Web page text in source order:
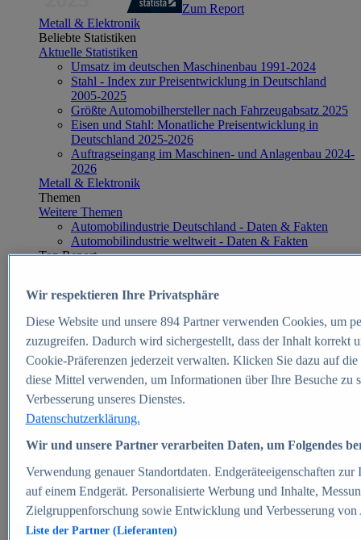
Zum Report
Metall & Elektronik
Beliebte Statistiken
Aktuelle Statistiken
Umsatz im deutschen Maschinenbau 1991-2024
Stahl - Index zur Preisentwicklung in Deutschland
2005-2025
Größte Automobilhersteller nach Fahrzeugabsatz 2025
Eisen und Stahl: Monatliche Preisentwicklung in
Deutschland 2025-2026
Auftragseingang im Maschinen- und Anlagenbau 2024-
2026
Metall & Elektronik
Themen
Weitere Themen
Automobilindustrie Deutschland - Daten & Fakten
Automobilindustrie weltweit - Daten & Fakten
Top Report
Zum Report
E-commerce
Beliebte Statistiken
Aktuelle Statistiken
E-Commerce - Entwicklung des Umsatzes in
Deutschland 1999-2025
Umsatz von Amazon in Deutschland und weltweit
2010-2025
B2C-E-Commerce: Top-50 Online Shops in
Deutschland 2024
Marktanteile von Online-Zahlungsverfahren in
Deutschland 2024
Umsatzstarke Warengruppen im Online-Handel in
Deutschland 2023-2025
Wir respektieren Ihre Privatsphäre
Diese Website und unsere 894Partner verwenden Cookies, um
zuzugreifen. Dadurch wird sichergestellt, dass der Inhalt korrekt
Cookie-Präferenzen jederzeit verwalten. Klicken Sie dazu auf
diese Mittel verwenden, um Informationen über Ihre Besuche
Verbesserung unseres Dienstes.
Datenschutzerklärung.
Wir und unsere Partner verarbeiten Daten, um Folgendes
Verwendung genauer Standortdaten. Endgeräteeigenschaften
auf einem Endgerät. Personalisierte Werbung und Inhalte,
Zielgruppenforschung sowie Entwicklung und Verbesserung von
Liste der Partner (Lieferanten)